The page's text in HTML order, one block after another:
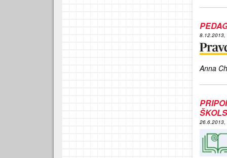
8.12.2013,
Anna
26.6.2013,